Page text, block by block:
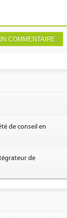
COMMENTAIRE
de conseil en
de